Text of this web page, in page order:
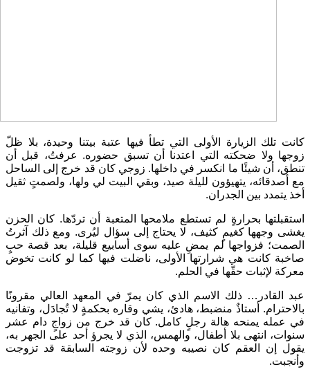
كانت تلك الزيارة الأولى التي تطأ فيها عتبة بيتنا وحيدة، بلا ظلّ
زوجها ولا ضحكته التي اعتدنا أن تسبق حضوره. عرفتُ، قبل أن
تنطق، أن شيئًا ما انكسر في داخلها. زوجي كان قد خرج إلى الساحل
مع أصدقائه، يتهيؤون لليلة صيد، وبقي البيت لي ولها، ولصمتٍ ثقيل
أخذ يتمدد بين الجدران.
استقبلتها بحرارةٍ لم تستطع ملامحها المتعبة أن تردّها. كان الحزن
يغشى وجهها كغيمٍ كثيف، لا يحتاج إلى سؤال ليُرى. ومع ذلك آثرتُ
الصمت؛ فزواجها لم يمضِ عليه سوى أسابيع قليلة، بعد قصة حبٍ
صاخبة كانت هي شرارتها الأولى، ناضلت فيها كما لو كانت تخوض
معركة لإثبات حقّها في الحلم.
عبد القادر… ذلك الاسم الذي كان يمرّ في المعهد العالي مقرونًا
بالاحترام. أستاذٌ منضبط، هادئ، يشي وقاره بحكمةٍ لا تُجادَل، وتفانيه
في عمله يمنحه هالة رجلٍ كامل. كان قد خرج من زواجٍ دام عشر
سنوات، انتهى بلا أطفال، والهمس، الذي لا يجرؤ أحد على الجهر به،
يقول إن العقم كان نصيبه وحده لأن زوجته السابقة قد تزوجت
وأنجبت.